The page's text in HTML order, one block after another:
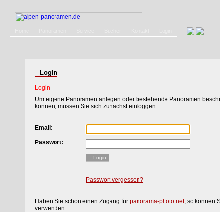
Login
Login
Um eigene Panoramen anlegen oder bestehende Panoramen
können, müssen Sie sich zunächst einloggen.
Email:
Passwort:
Login
Passwort vergessen?
Haben Sie schon einen Zugang für panorama-photo.net, so können
verwenden.